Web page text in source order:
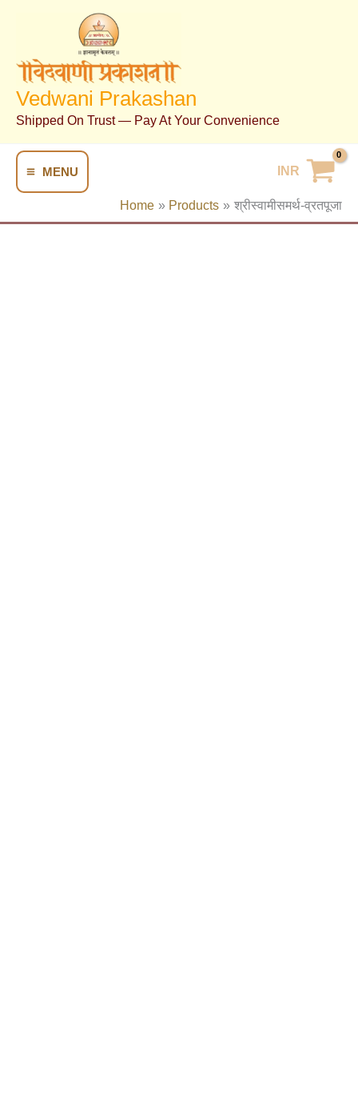
Vedwani Prakashan
Shipped On Trust — Pay At Your Convenience
MENU INR
Home Products श्रीस्वामीसमर्थ-व्रतपूजा